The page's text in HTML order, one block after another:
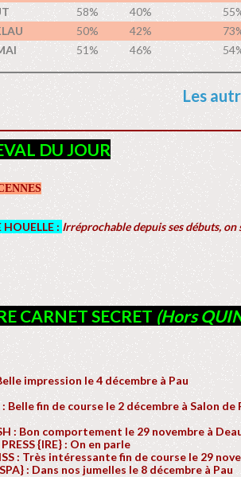
58% 40%
50% 42%
51% 46%
Les
DU JOUR
HOUELLE : Irréprochable depuis ses débuts,
CARNET SECRET (Hors
impression le 4 décembre à Pau
: Belle fin de course le 2 décembre à Salon de
: Bon comportement le 29 novembre à
{IRE} : On en parle
: Très intéressante fin de course le 29
: Dans nos jumelles le 8 décembre à Pau